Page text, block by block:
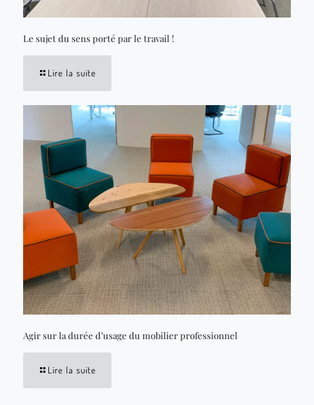
Le sujet du sens porté par le travail !
Lire la suite
Agir sur la durée d’usage du mobilier professionnel
Lire la suite